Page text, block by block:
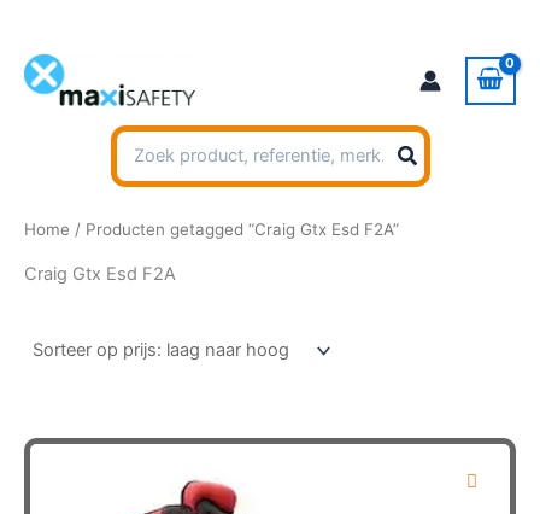
inhoud
Zoeken
naar:
Home / Producten getagged “Craig Gtx Esd F2A”
Craig Gtx Esd F2A